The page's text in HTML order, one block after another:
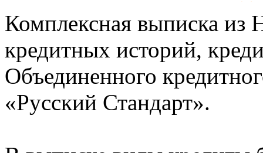
Комплексная выписка из
кредитных историй,
Объединенного
«Русский Стандарт».